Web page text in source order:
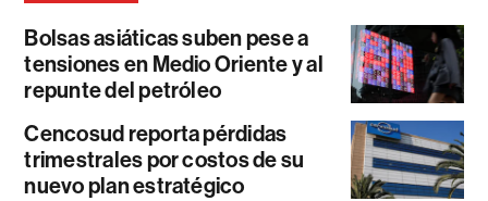
Bolsas asiáticas suben pese a
tensiones en Medio Oriente y al
repunte del petróleo
Cencosud reporta pérdidas
trimestrales por costos de su
nuevo plan estratégico